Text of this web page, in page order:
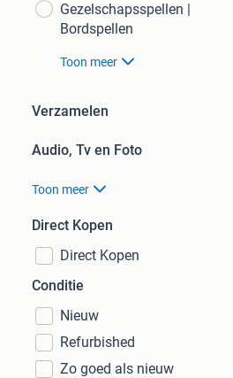
Gezelschapsspellen |
Bordspellen
Toon meer
Verzamelen
Audio, Tv en Foto
Toon meer
Direct Kopen
Direct Kopen
Conditie
Nieuw
Refurbished
Zo goed als nieuw